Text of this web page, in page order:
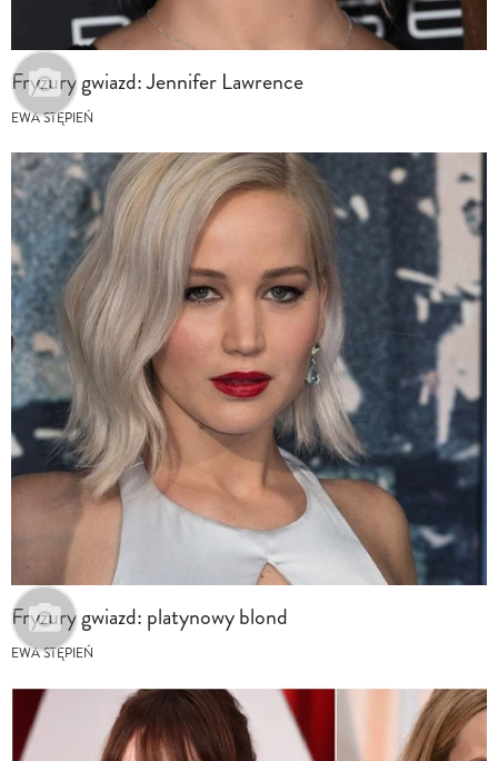
Fryzury gwiazd: Jennifer Lawrence
EWA STĘPIEŃ
Fryzury gwiazd: platynowy blond
EWA STĘPIEŃ